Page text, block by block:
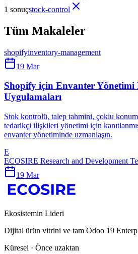
1 sonuçstock-control
Tüm Makaleler
shopifyinventory-management
19 Mar
Shopify için Envanter
Uygulamaları
Stok kontrolü, talep tahmini, çoklu
tedarikçi ilişkileri yönetimi için
envanter yönetiminde uzmanlaşın.
E
ECOSIRE Research and Development
19 Mar
Ekosistemin Lideri
Dijital ürün vitrini ve tam Odoo 19
Küresel · Önce uzaktan